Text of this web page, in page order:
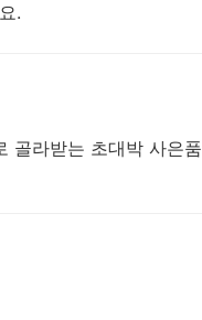
.
골라받는 초대박 사은품